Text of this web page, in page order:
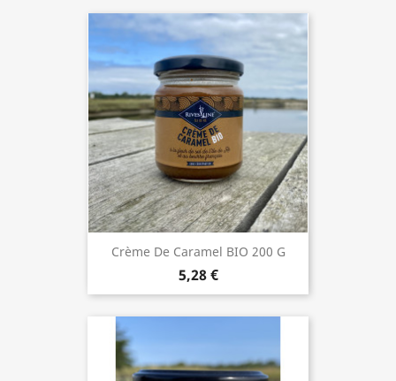
Crème De Caramel BIO 200 G
5,28 €